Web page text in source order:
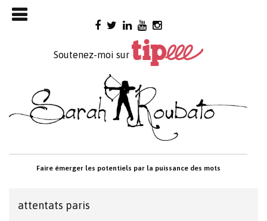
Skip
to
Soutenez-moi sur
Faire émerger les potentiels par la puissance des mots

attentats paris